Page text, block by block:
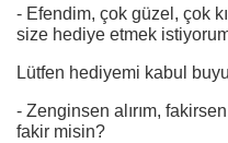
- Efendim, çok güzel, çok
size hediye etmek
Lütfen hediyemi kabul
- Zenginsen alırım,
fakir misin?